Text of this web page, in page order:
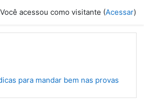
Você acessou como visitante (Acessar)
para mandar bem nas provas